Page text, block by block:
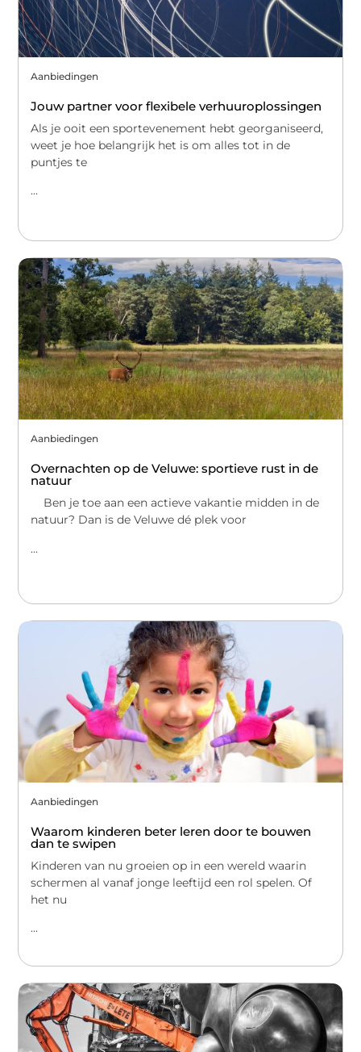
Aanbiedingen
Jouw partner voor flexibele verhuuroplossingen
Als je ooit een sportevenement hebt georganiseerd,
weet je hoe belangrijk het is om alles tot in de
puntjes te
...
Aanbiedingen
Overnachten op de Veluwe: sportieve rust in de
natuur
Ben je toe aan een actieve vakantie midden in de
natuur? Dan is de Veluwe dé plek voor
...
Aanbiedingen
Waarom kinderen beter leren door te bouwen
dan te swipen
Kinderen van nu groeien op in een wereld waarin
schermen al vanaf jonge leeftijd een rol spelen. Of
het nu
...